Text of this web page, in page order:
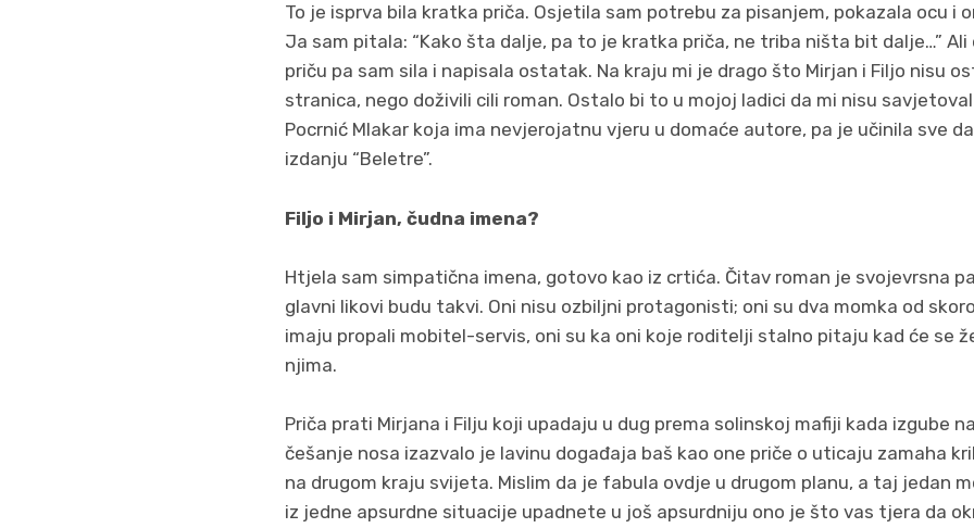
To je isprva bila kratka priča. Osjetila sam potrebu za pisanjem, pokazala ocu i
Ja sam pitala: “Kako šta dalje, pa to je kratka priča, ne triba ništa bit dalje…”
priču pa sam sila i napisala ostatak. Na kraju mi je drago što Mirjan i Filjo nisu
stranica, nego doživili cili roman. Ostalo bi to u mojoj ladici da mi nisu
Pocrnić Mlakar koja ima nevjerojatnu vjeru u domaće autore, pa je učinila sve
izdanju “Beletre”.
Filjo i Mirjan, čudna imena?
Htjela sam simpatična imena, gotovo kao iz crtića. Čitav roman je svojevrsna
glavni likovi budu takvi. Oni nisu ozbiljni protagonisti; oni su dva momka od
imaju propali mobitel-servis, oni su ka oni koje roditelji stalno pitaju kad će se
njima.
Priča prati Mirjana i Filju koji upadaju u dug prema solinskoj mafiji kada izgube
češanje nosa izazvalo je lavinu događaja baš kao one priče o uticaju zamaha
na drugom kraju svijeta. Mislim da je fabula ovdje u drugom planu, a taj jedan
iz jedne apsurdne situacije upadnete u još apsurdniju ono je što vas tjera da